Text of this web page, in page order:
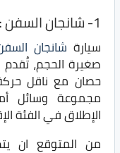
1- شانجان السفن :-
سيارة شانجان
مجموعة وسائل
الإطلاق في الفئة